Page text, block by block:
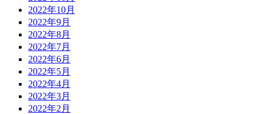
2022年10月
2022年9月
2022年8月
2022年7月
2022年6月
2022年5月
2022年4月
2022年3月
2022年2月